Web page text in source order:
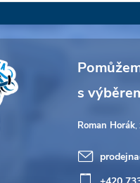
Roman Horák
prodejna